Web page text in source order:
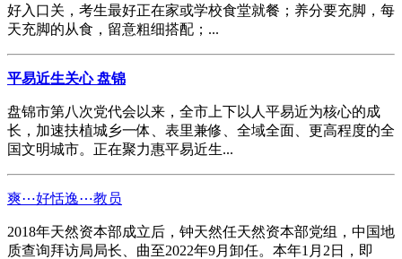
好入口关，考生最好正在家或学校食堂就餐；养分要充脚，每
天充脚的从食，留意粗细搭配；...
平易近生关心 盘锦
盘锦市第八次党代会以来，全市上下以人平易近为核心的成
长，加速扶植城乡一体、表里兼修、全域全面、更高程度的全
国文明城市。正在聚力惠平易近生...
爽⋯好恬逸⋯教员
2018年天然资本部成立后，钟天然任天然资本部党组，中国地
质查询拜访局局长、曲至2022年9月卸任。本年1月2日，即